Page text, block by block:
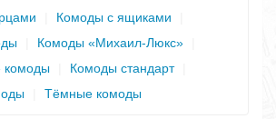
Комоды с ящиками
Комоды «Михаил-Люкс»
комоды
Комоды стандарт
Тёмные комоды